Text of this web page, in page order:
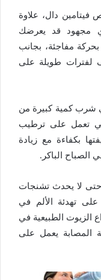
دال، علاوة
مجهود قد يعرضك
بحركة مفاجئة، بجانب
لفترات طويلة على
شرب كمية كبيرة من
تعمل على ترطيب
بكفاءة مع زيادة
الصباح الباكر.
لا يحدث تشنجات
على تهدئة الألم في
الزيوت الطبيعية في
المصابة يعمل على